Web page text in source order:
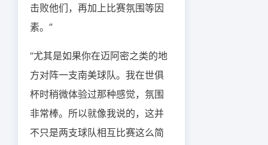
击败他们，再加上比赛氛围等因
素。”
“尤其是如果你在迈阿密之类的地
方对阵一支南美球队。我在世俱
杯时稍微体验过那种感觉，氛围
非常棒。所以就像我说的，这并
不只是两支球队相互比赛这么简